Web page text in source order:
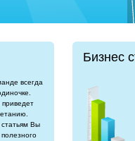
всегда
Вы
Бизнес